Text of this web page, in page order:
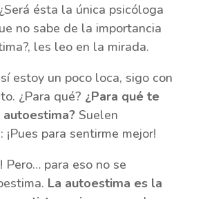
ésta la única psicóloga
no sabe de la importancia
les leo en la mirada.
estoy un poco loca, sigo con
¿Para qué? ¿Para qué te
Suelen
¡Pues para sentirme mejor!
Pero… para eso no se
La autoestima es la